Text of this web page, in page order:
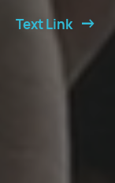
Text Link